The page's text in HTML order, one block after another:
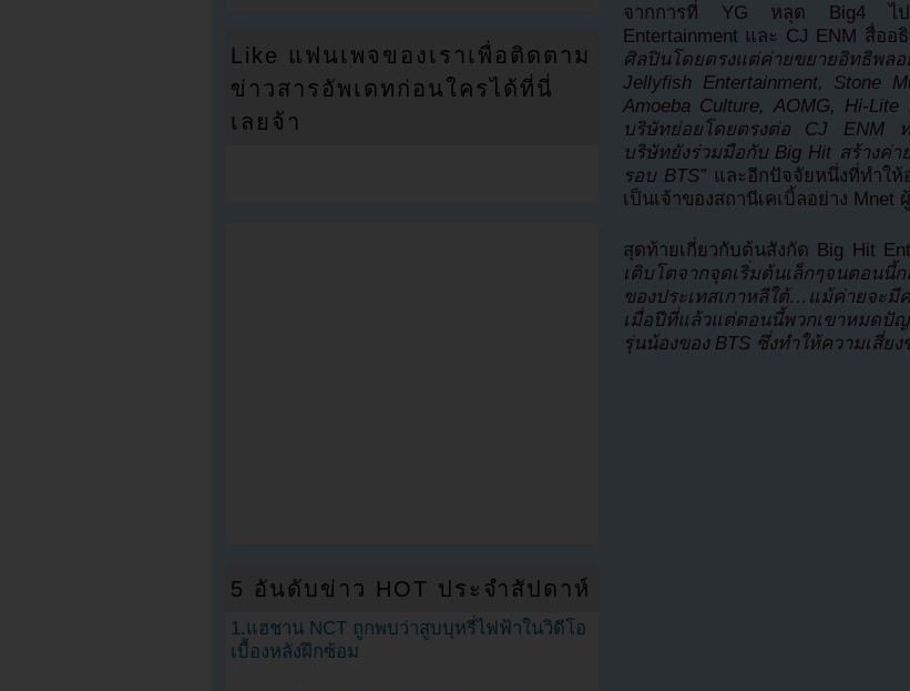
จากการที่ YG หลุด Big4 ไปสื่
Entertainment และ CJ ENM สื่ออ
ศิลปินโดยตรงแต่ค่ายขยายอิทธิพลอ
Jellyfish Entertainment, Stone
Amoeba Culture, AOMG, Hi-
บริษัทย่อยโดยตรงต่อ CJ ENM ท
บริษัทยังร่วมมือกับ Big Hit สร้างค่
รอบ BTS” และอีกปัจจัยหนึ่งที่ทำให้
เป็นเจ้าของสถานีเคเบิ้ลอย่าง Mnet
สุดท้ายเกี่ยวกับต้นสังกัด Big Hit
เติบโตจากจุดเริ่มต้นเล็กๆจนตอนนี้
ของประเทสเกาหลีใต้…แม้ค่ายจะ
เมื่อปีที่แล้วแต่ตอนนี้พวกเขาหมดปัญ
รุ่นน้องของ BTS ซึ่งทำให้ความเสี่ย
Like แฟนเพจของเราเพื่อติดตาม
ข่าวสารอัพเดทก่อนใครได้ที่นี่
เลยจ้า
5 อันดับข่าว HOT ประจำสัปดาห์
1.แฮชาน NCT ถูกพบว่าสูบบุหรี่ไฟฟ้าในวิดีโอ
เบื้องหลังฝึกซ้อม